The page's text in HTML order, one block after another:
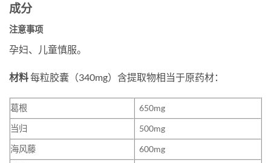
成分
注意事项
孕妇、儿童慎服。
材料每粒胶囊（340mg）含提取物相当于原药材：
葛根
650mg
当归
500mg
海风藤
600mg